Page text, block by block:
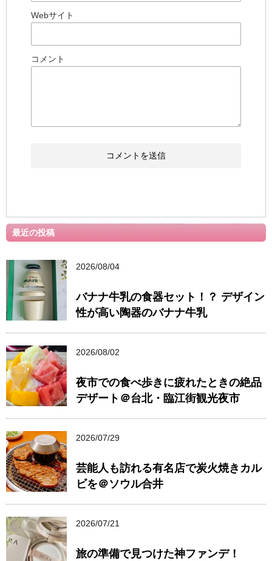
Webサイト
コメント
最近の投稿
2026/08/04
バナナ牛乳の食器セット！？ デザイン
性が高い陶器のバナナ牛乳
2026/08/02
夜市での食べ歩きに疲れたときの絶品
デザート＠台北・臨江街観光夜市
2026/07/29
芸能人も訪れる有名店で炭火焼きカル
ビを＠ソウル合井
2026/07/21
旅の準備で見つけた神ファンデ！